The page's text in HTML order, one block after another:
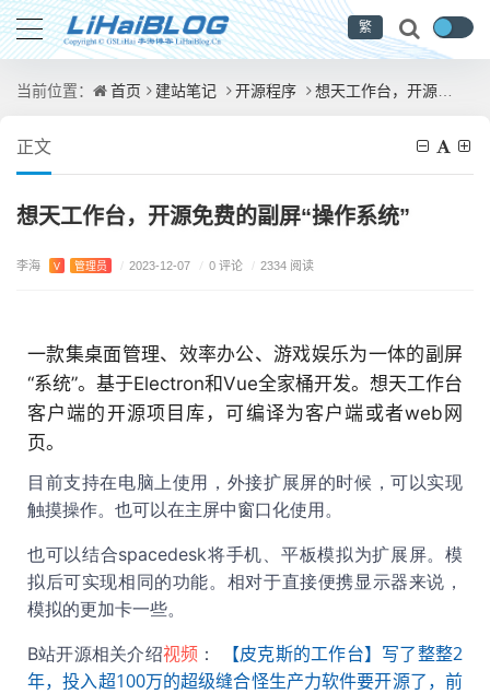
繁
当前位置： 首页 建站笔记 开源程序 想天工作台，开源免费的副屏“操作系统”
正文
想天工作台，开源免费的副屏“操作系统”
李海 V 管理员 / 2023-12-07 / 0 评论 / 2334 阅读
一款集桌面管理、效率办公、游戏娱乐为一体的副屏
“系统”。基于Electron和Vue全家桶开发。想天工作台
客户端的开源项目库，可编译为客户端或者web网
页。
目前支持在电脑上使用，外接扩展屏的时候，可以实现
触摸操作。也可以在主屏中窗口化使用。
也可以结合spacedesk将手机、平板模拟为扩展屏。模
拟后可实现相同的功能。相对于直接便携显示器来说，
模拟的更加卡一些。
B站开源相关介绍视频 ：
【皮克斯的工作台】写了整整2
年，投入超100万的超级缝合怪生产力软件要开源了，前